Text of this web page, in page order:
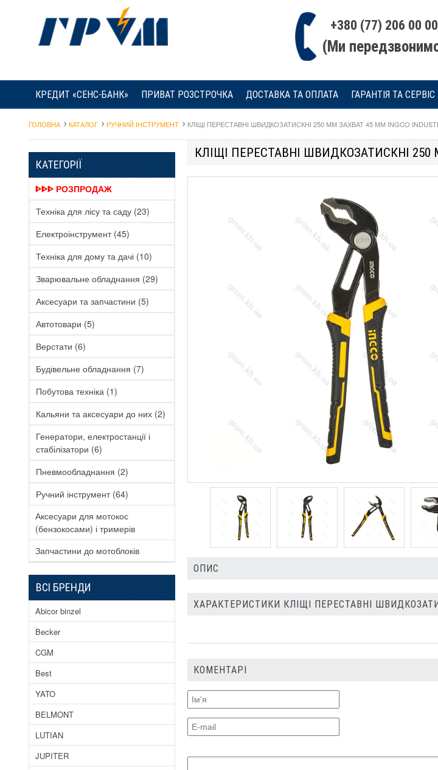
+380 (77) 206 00 00
(Ми
КРЕДИТ «СЕНС-БАНК» ПРИВАТ РОЗСТРОЧКА ДОСТАВКА ТА ОПЛАТА ГАРАНТІЯ ТА СЕРВІС
ГОЛОВНА КАТАЛОГ РУЧНИЙ ІНСТРУМЕНТ КЛІЩІ ПЕРЕСТАВНІ ШВИДКОЗАТИСКНІ 250 ММ ЗАХВАТ 45 ММ INGCO
КАТЕГОРІЇ
ᐈᐈᐈ РОЗПРОДАЖ
Техніка для лісу та саду (23)
Електроінструмент (45)
Техніка для дому та дачі (10)
Зварювальне обладнання (29)
Аксесуари та запчастини (5)
Автотовари (5)
Верстати (6)
Будівельне обладнання (7)
Побутова техніка (1)
Кальяни та аксесуари до них (2)
Генератори, електростанції і
стабілізатори (6)
Пневмообладнання (2)
Ручний інструмент (64)
Аксесуари для мотокос
(бензокосами) і тримерів
Запчастини до мотоблоків
ВСІ БРЕНДИ
Abicor binzel
Becker
CGM
Best
YATO
BELMONT
LUTIAN
JUPITER
КЛІЩІ ПЕРЕСТАВНІ ШВИДКОЗАТИСКНІ 250
ОПИС
ХАРАКТЕРИСТИКИ КЛІЩІ ПЕРЕСТАВНІ
КОМЕНТАРІ